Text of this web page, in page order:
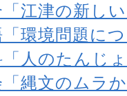
「江津の新し
「環境問題に
「人のたんじ
「縄文のムラ